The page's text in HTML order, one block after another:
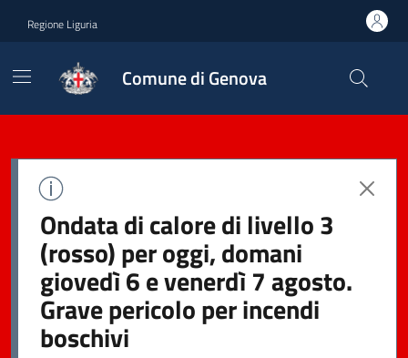
Regione Liguria
Comune di Genova
Ondata di calore di livello 3
(rosso) per oggi, domani
giovedì 6 e venerdì 7 agosto.
Grave pericolo per incendi
boschivi